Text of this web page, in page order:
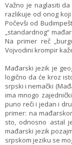
Važno je naglasiti
razlikuje od onog
Počevši od
„standardnog“
Na primer reč
Vojvodini krompir
Mađarski jezik je
logično da će kroz
srpski i nemački
ima mnogo
puno reči i jedan i
primer: na
sto, odnosno astal
mađarski jezik
srpskom jeziku se